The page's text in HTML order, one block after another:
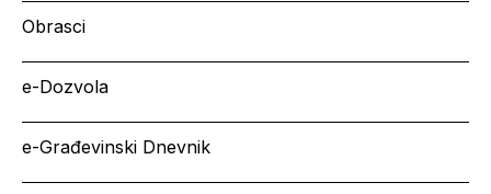
Obrasci
e-Dozvola
e-Građevinski Dnevnik